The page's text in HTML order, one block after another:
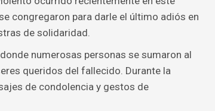
congregaron para darle el último adiós en
de solidaridad.
numerosas personas se sumaron al
queridos del fallecido. Durante la
de condolencia y gestos de